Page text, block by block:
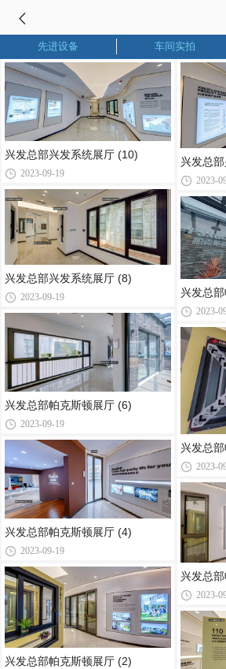
先进设备 车间实拍
兴发总部兴发系统展厅 (10)
2023-09-19
兴发总部兴发系统展厅 (8)
2023-09-19
兴发总部帕克斯顿展厅 (6)
2023-09-19
兴发总部帕克斯顿展厅 (4)
2023-09-19
兴发总部帕克斯顿展厅 (2)
兴发总
2023-
兴发总
2023-
兴发总
2023-
兴发总
2023-